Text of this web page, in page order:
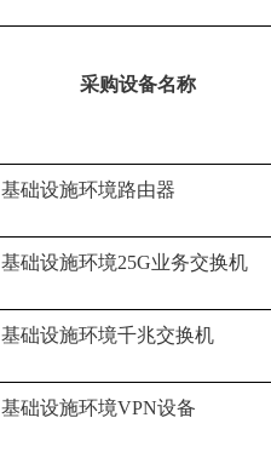
采购设备名称
基础设施环境路由器
基础设施环境25G业务交换机
基础设施环境千兆交换机
基础设施环境VPN设备